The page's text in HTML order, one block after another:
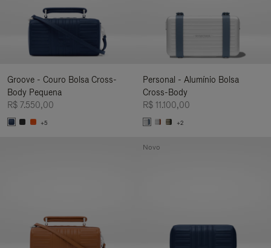
Groove - Couro Bolsa Cross-
Body Pequena
R$ 7.550,00
+5
Personal - Alumínio Bolsa
Cross-Body
R$ 11.100,00
+2
Novo